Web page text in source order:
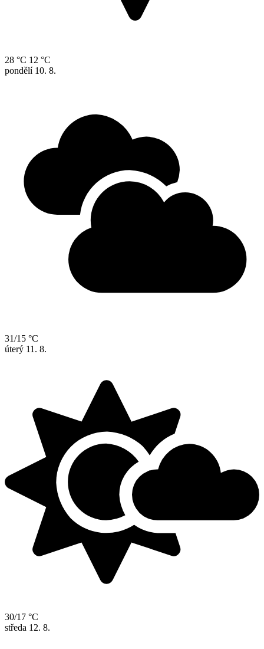
28 °C 12 °C
pondělí 10. 8.
31/15 °C
úterý 11. 8.
30/17 °C
středa 12. 8.